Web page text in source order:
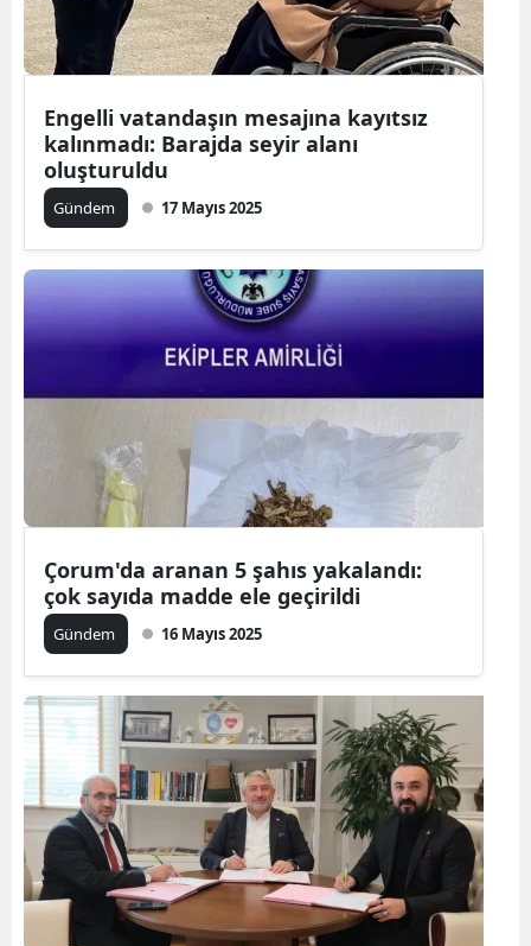
Engelli vatandaşın mesajına kayıtsız
kalınmadı: Barajda seyir alanı
oluşturuldu
Gündem 17 Mayıs 2025
Çorum'da aranan 5 şahıs yakalandı:
çok sayıda madde ele geçirildi
Gündem 16 Mayıs 2025